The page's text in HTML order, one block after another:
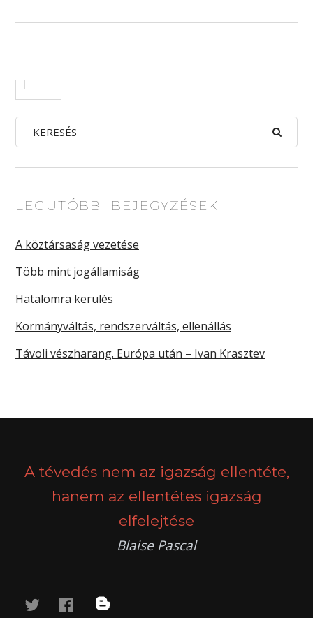
LEGUTÓBBI BEJEGYZÉSEK
A köztársaság vezetése
Több mint jogállamiság
Hatalomra kerülés
Kormányváltás, rendszerváltás, ellenállás
Távoli vészharang. Európa után – Ivan Krasztev
A tévedés nem az igazság ellentéte,
hanem az ellentétes igazság
elfelejtése
Blaise Pascal
twitterfacebook
blog